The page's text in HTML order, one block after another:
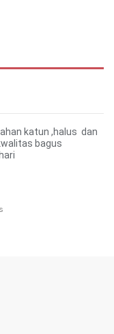
katun ,halus dan
bagus